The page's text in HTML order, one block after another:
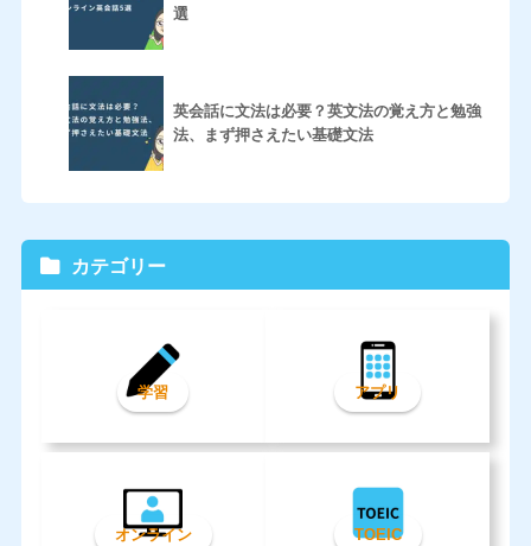
選
英会話に文法は必要？英文法の覚え方と勉強
法、まず押さえたい基礎文法
カテゴリー
学習 アプリ
オンライン TOEIC